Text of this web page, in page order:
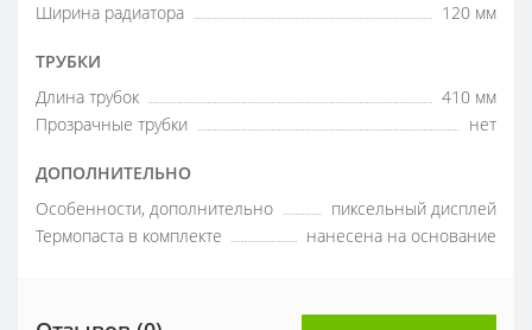
Ширина радиатора
120 мм
ТРУБКИ
Длина трубок
410 мм
Прозрачные трубки
нет
ДОПОЛНИТЕЛЬНО
Особенности, дополнительно
пиксельный дисплей
Термопаста в комплекте
нанесена на основание